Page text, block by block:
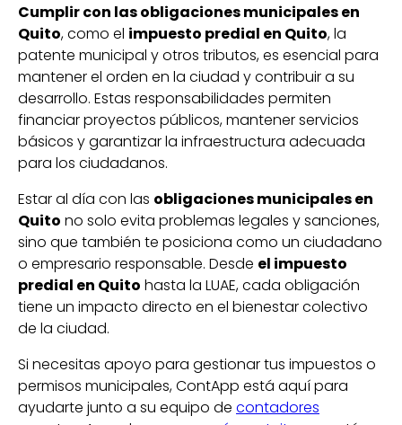
Cumplir con las obligaciones municipales en
Quito, como el impuesto predial en Quito, la
patente municipal y otros tributos, es esencial para
mantener el orden en la ciudad y contribuir a su
desarrollo. Estas responsabilidades permiten
financiar proyectos públicos, mantener servicios
básicos y garantizar la infraestructura adecuada
para los ciudadanos.
Estar al día con las obligaciones municipales en
Quito no solo evita problemas legales y sanciones,
sino que también te posiciona como un ciudadano
o empresario responsable. Desde el impuesto
predial en Quito hasta la LUAE, cada obligación
tiene un impacto directo en el bienestar colectivo
de la ciudad.
Si necesitas apoyo para gestionar tus impuestos o
permisos municipales, ContApp está aquí para
ayudarte junto a su equipo de contadores